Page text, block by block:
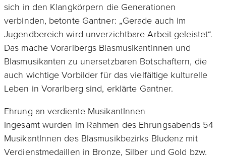
sich in den Klangkörpern die Generationen
verbinden, betonte Gantner: „Gerade auch im
Jugendbereich wird unverzichtbare Arbeit geleistet“.
Das mache Vorarlbergs Blasmusikantinnen und
Blasmusikanten zu unersetzbaren Botschaftern, die
auch wichtige Vorbilder für das vielfältige kulturelle
Leben in Vorarlberg sind, erklärte Gantner.
Ehrung an verdiente MusikantInnen
Ingesamt wurden im Rahmen des Ehrungsabends 54
MusikantInnen des Blasmusikbezirks Bludenz mit
Verdienstmedaillen in Bronze, Silber und Gold bzw.